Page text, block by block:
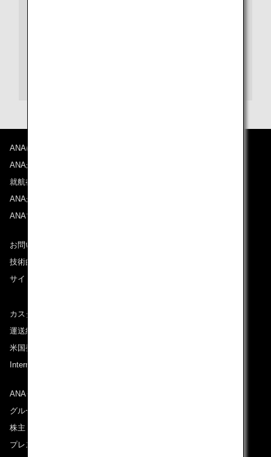
ANAについて
ANAからのお知らせ
就航都市
ANAがお約束する体験
ANAマイレージクラブ
お問い合わせ
技術的なお問い合わせ（推奨環境）
サイトマップ
カスタマーサービスプラン / コンテンジェンシープラン
運送約款
米国発着便に適用となる料金に関するご案内
International Tariff (applicable for travel to and from US)
ANAグループについて
グループ企業一覧
株主・投資家情報
プレスリリース